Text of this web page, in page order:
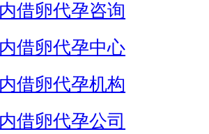
借卵代孕咨询
借卵代孕中心
借卵代孕机构
借卵代孕公司